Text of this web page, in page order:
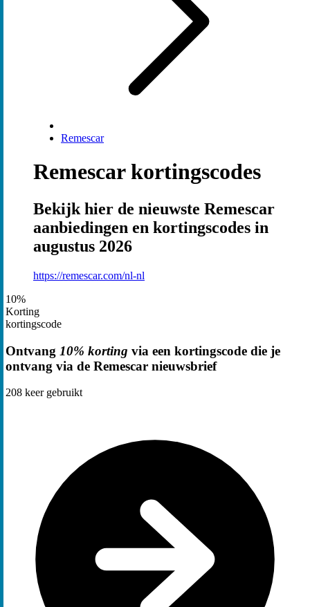
Remescar
Remescar kortingscodes
Bekijk hier de nieuwste Remescar
aanbiedingen en kortingscodes in
augustus 2026
https://remescar.com/nl-nl
10%
Korting
kortingscode
Ontvang 10% korting via een kortingscode die je
ontvang via de Remescar nieuwsbrief
208 keer gebruikt